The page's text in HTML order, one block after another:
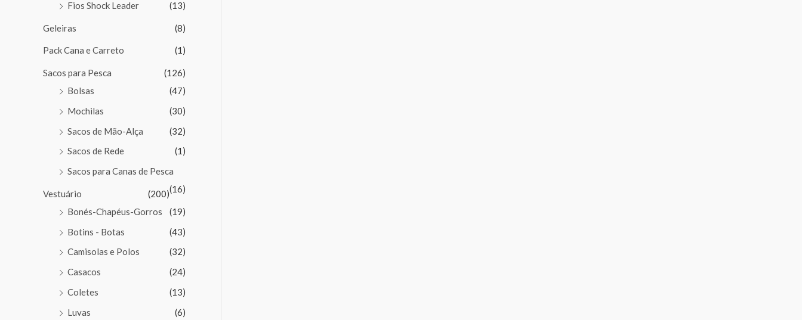
Fios Shock Leader
(13)
Geleiras (8)
Pack Cana e Carreto (1)
Sacos para Pesca
(126)
Bolsas
(47)
Mochilas
(30)
Sacos de Mão-Alça
(32)
Sacos de Rede
(1)
Sacos para Canas de Pesca
(16)
Vestuário
(200)
Bonés-Chapéus-Gorros
(19)
Botins - Botas
(43)
Camisolas e Polos
(32)
Casacos
(24)
Coletes
(13)
Luvas
(6)